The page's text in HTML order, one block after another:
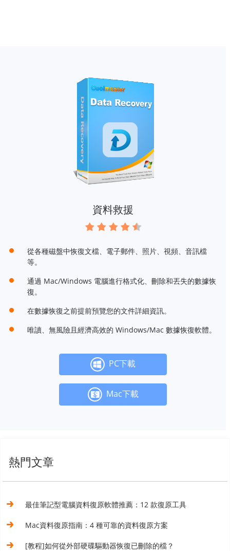
資料救援
從各種磁盤中恢復文檔、電子郵件、照片、視頻、音訊檔
等。
通過 Mac/Windows 電腦進行格式化、刪除和丟失的數據恢
復。
在數據恢復之前提前預覽您的文件詳細資訊。
唯讀、無風險且經濟高效的 Windows/Mac 數據恢復軟體。
PC下載
Mac下載
熱門文章
最佳筆記型電腦資料復原軟體推薦：12 款復原工具
Mac資料復原指南：4 種可靠的資料復原方案
[教程]如何從外部硬碟驅動器恢復已刪除的檔？